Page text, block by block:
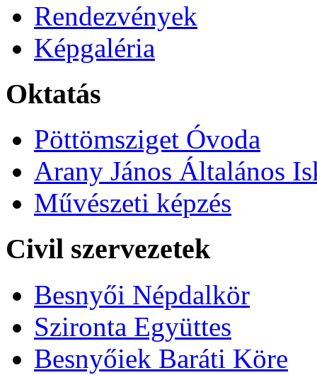
Rendezvények
Képgaléria
Oktatás
Pöttömsziget Óvoda
Arany János Általános
Művészeti képzés
Civil szervezetek
Besnyői Népdalkör
Szironta Együttes
Besnyőiek Baráti Köre